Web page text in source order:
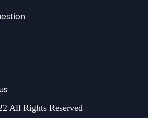
All Rights Reserved